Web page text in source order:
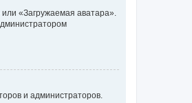
«Загружаемая аватара».
и администраторов.